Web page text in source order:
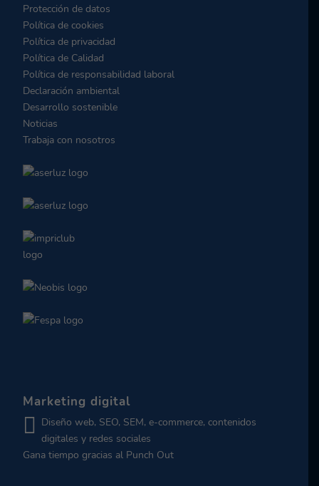
Protección de datos
Política de cookies
Política de privacidad
Política de Calidad
Política de responsabilidad laboral
Declaración ambiental
Desarrollo sostenible
Noticias
Trabaja con nosotros
Marketing digital
Diseño web, SEO, SEM, e-commerce, contenidos
digitales y redes sociales
Gana tiempo gracias al Punch Out